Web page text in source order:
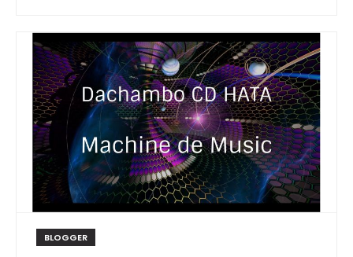
BLOGGER